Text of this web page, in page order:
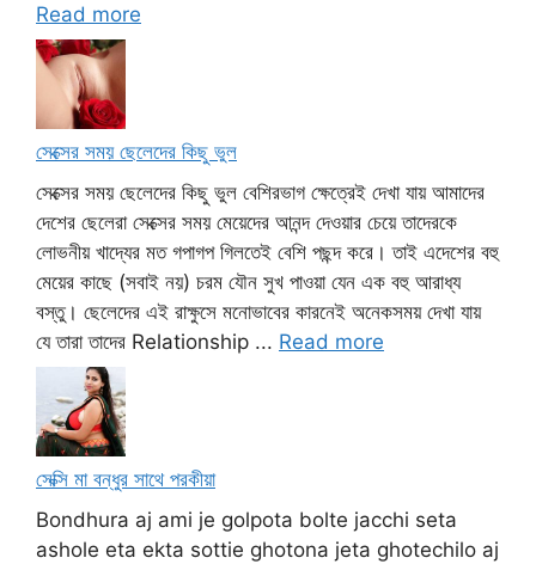
Read more
সেক্সের সময় ছেলেদের কিছু ভুল
সেক্সের সময় ছেলেদের কিছু ভুল বেশিরভাগ ক্ষেত্রেই দেখা যায় আমাদের
দেশের ছেলেরা সেক্সের সময় মেয়েদের আনন্দ দেওয়ার চেয়ে তাদেরকে
লোভনীয় খাদ্যের মত গপাগপ গিলতেই বেশি পছন্দ করে। তাই এদেশের বহু
মেয়ের কাছে (সবাই নয়) চরম যৌন সুখ পাওয়া যেন এক বহু আরাধ্য
বস্তু। ছেলেদের এই রাক্ষুসে মনোভাবের কারনেই অনেকসময় দেখা যায়
যে তারা তাদের Relationship ... Read more
সেক্সি মা বন্ধুর সাথে পরকীয়া
Bondhura aj ami je golpota bolte jacchi seta
ashole eta ekta sottie ghotona jeta ghotechilo aj